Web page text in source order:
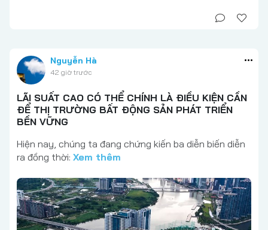
Nguyễn Hà
42 giờ trước
LÃI SUẤT CAO CÓ THỂ CHÍNH LÀ ĐIỀU KIỆN CẦN
ĐỂ THỊ TRƯỜNG BẤT ĐỘNG SẢN PHÁT TRIỂN
BỀN VỮNG
Hiện nay, chúng ta đang chứng kiến ba diễn biến diễn
ra đồng thời: Xem thêm